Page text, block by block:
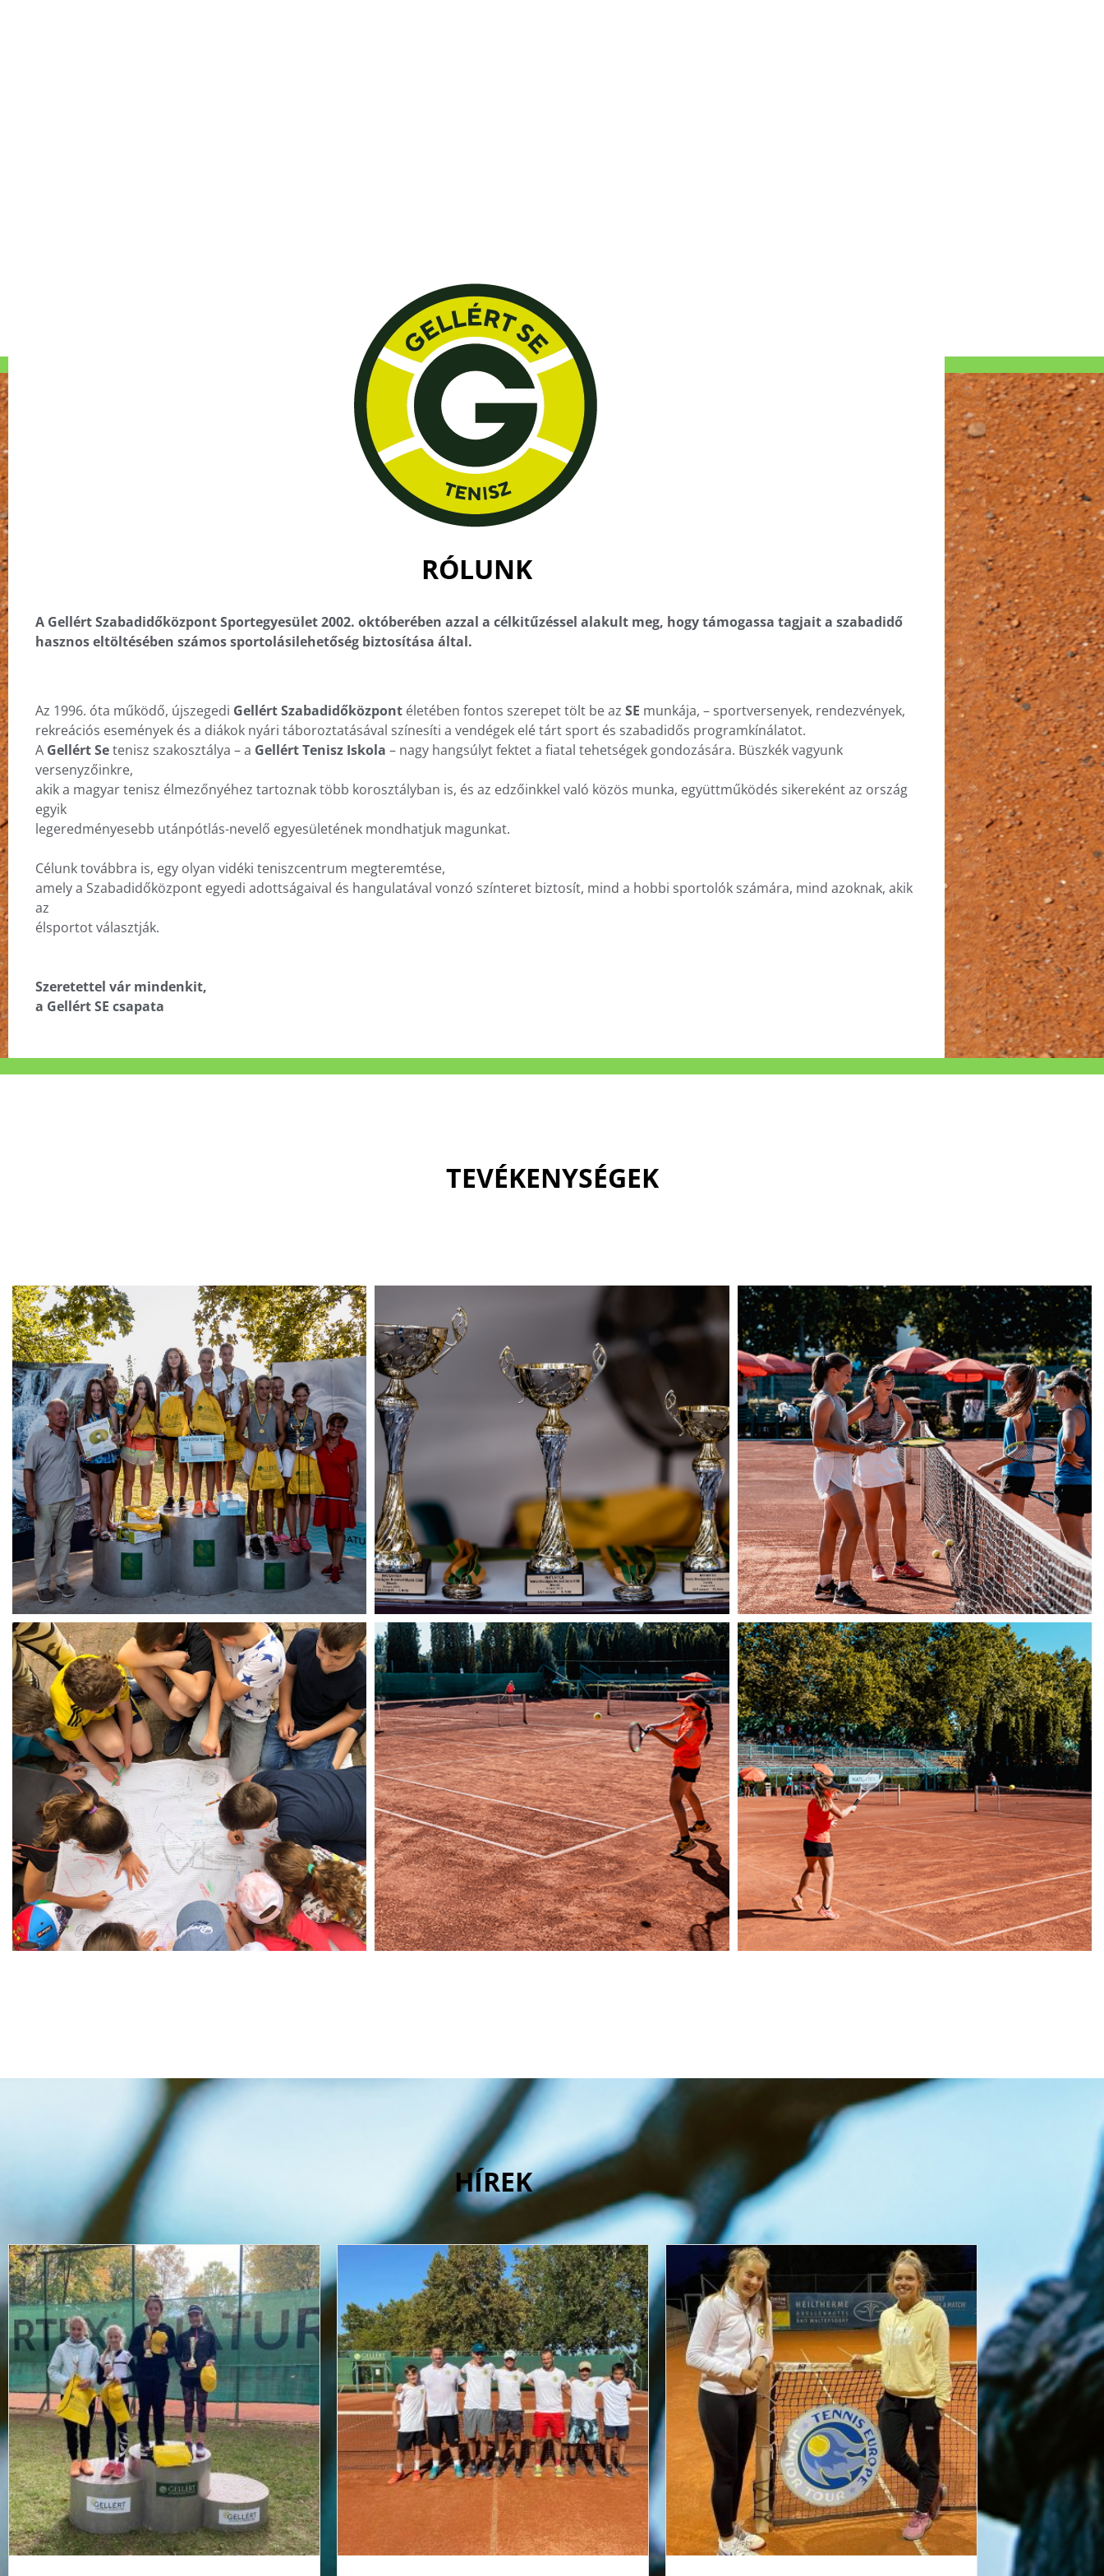
RÓLUNK
A Gellért Szabadidőközpont Sportegyesület 2002. októberében azzal a célkitűzéssel alakult meg, hogy támogassa tagjait a szabadidő
hasznos eltöltésében számos sportolásilehetőség biztosítása által.
Az 1996. óta működő, újszegedi Gellért Szabadidőközpont életében fontos szerepet tölt be az SE munkája, – sportversenyek, rendezvények,
rekreációs események és a diákok nyári táboroztatásával színesíti a vendégek elé tárt sport és szabadidős programkínálatot.
A Gellért Setenisz szakosztálya – a Gellért Tenisz Iskola – nagy hangsúlyt fektet a fiatal tehetségek gondozására. Büszkék vagyunk
versenyzőinkre,
akik a magyar tenisz élmezőnyéhez tartoznak több korosztályban is, és az edzőinkkel való közös munka, együttműködés sikereként az ország
egyik
legeredményesebb utánpótlás-nevelő egyesületének mondhatjuk magunkat.
Célunk továbbra is, egy olyan vidéki teniszcentrum megteremtése,
amely a Szabadidőközpont egyedi adottságaival és hangulatával vonzó színteret biztosít, mind a hobbi sportolók számára, mind azoknak, akik
az
élsportot választják.
Szeretettel vár mindenkit,
a Gellért SE csapata
TEVÉKENYSÉGEK
Versenysport
Támogatás
Click Here
Rendezvények,
sportversenyek
szervezése
és
lebonyolítása
Click Here
Utánpótlás nevelés,
tehetséggondozás
Click Here
HÍREK